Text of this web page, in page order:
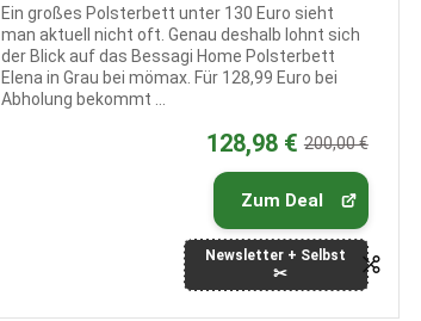
Ein großes Polsterbett unter 130 Euro sieht
man aktuell nicht oft. Genau deshalb lohnt sich
der Blick auf das Bessagi Home Polsterbett
Elena in Grau bei mömax. Für 128,99 Euro bei
Abholung bekommt ...
128,98 € 200,00 €
Zum Deal
Newsletter + Selbst